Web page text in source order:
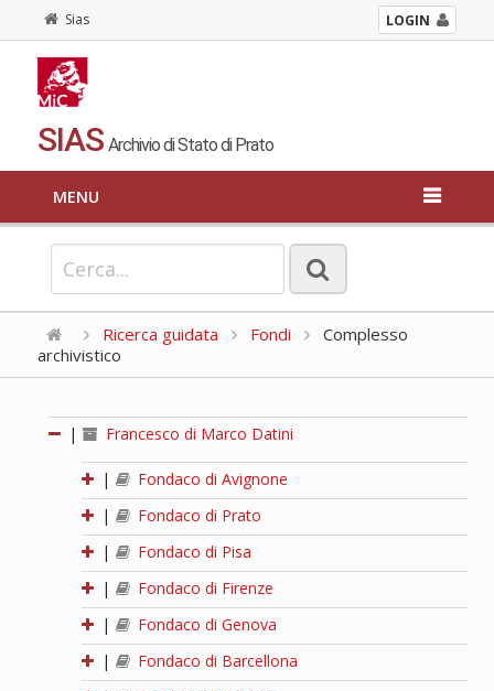
Sias LOGIN
SIAS Archivio di Stato di Prato
MENU
Ricerca guidata Fondi
Complesso
archivistico
| Francesco di Marco Datini
|
Fondaco di Avignone
|
Fondaco di Prato
|
Fondaco di Pisa
|
Fondaco di Firenze
|
Fondaco di Genova
|
Fondaco di Barcellona